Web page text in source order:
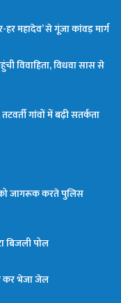
महादेव’ से गूंजा कांवड़ मार्ग
विवाहिता, विधवा सास से
गांवों में बढ़ी सतर्कता
जागरूक करते पुलिस
बिजली पोल
कर भेजा जेल